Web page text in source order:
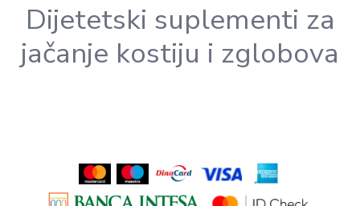
Dijetetski suplementi za
jačanje kostiju i zglobova